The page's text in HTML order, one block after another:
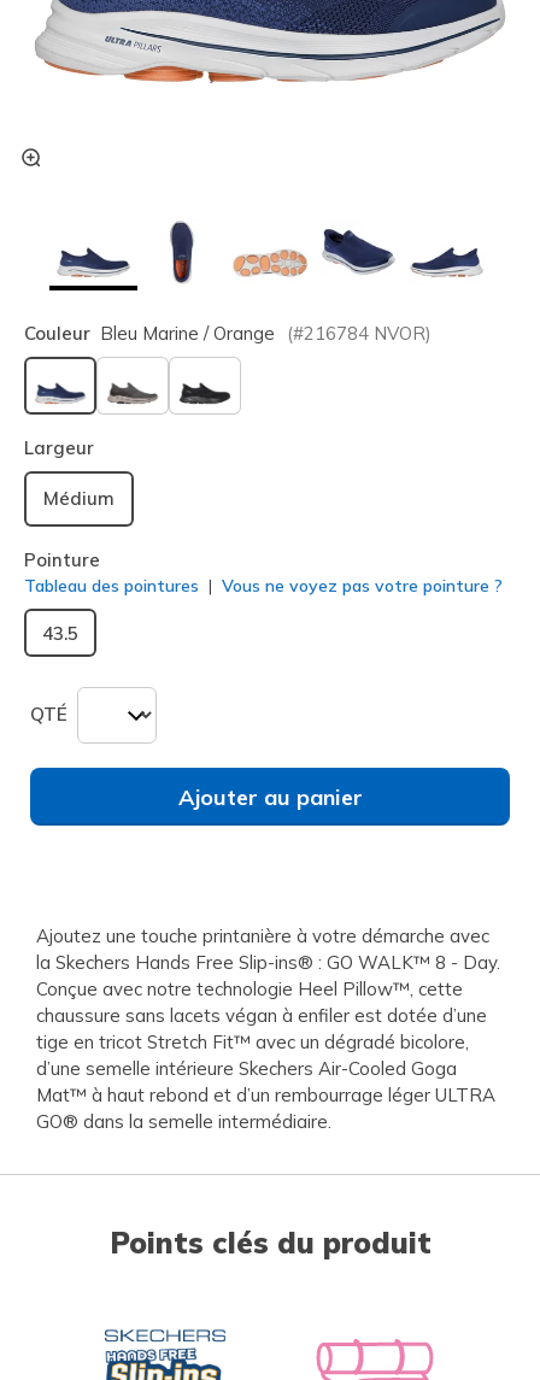
Couleur Bleu Marine / Orange (#216784 NVOR)
sélectionné
Largeur
Médium
Pointure
Tableau des pointures Vous ne voyez pas votre pointure ?
43.5
QTÉ
Ajouter au panier
Ajoutez une touche printanière à votre démarche avec
la Skechers Hands Free Slip-ins® : GO WALK™ 8 - Day.
Conçue avec notre technologie Heel Pillow™, cette
chaussure sans lacets végan à enfiler est dotée d’une
tige en tricot Stretch Fit™ avec un dégradé bicolore,
d’une semelle intérieure Skechers Air-Cooled Goga
Mat™ à haut rebond et d’un rembourrage léger ULTRA
GO® dans la semelle intermédiaire.
Points clés du produit